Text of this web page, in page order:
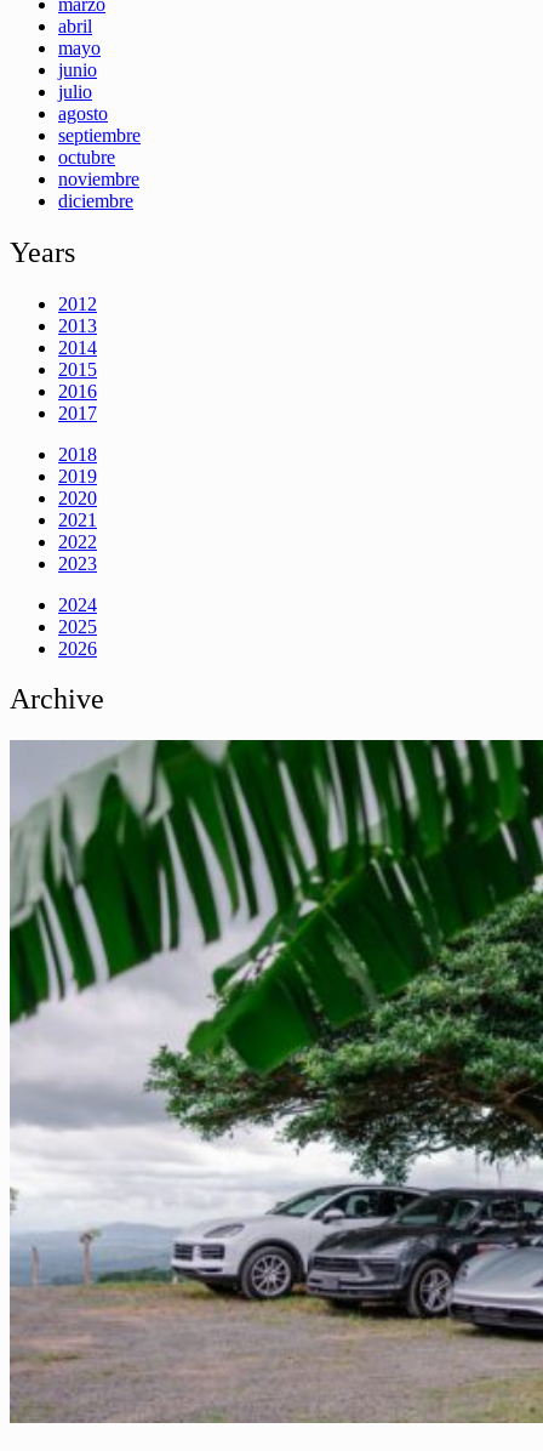
abril
mayo
junio
julio
agosto
septiembre
octubre
noviembre
diciembre
Years
2012
2013
2014
2015
2016
2017
2018
2019
2020
2021
2022
2023
2024
2025
2026
Archive